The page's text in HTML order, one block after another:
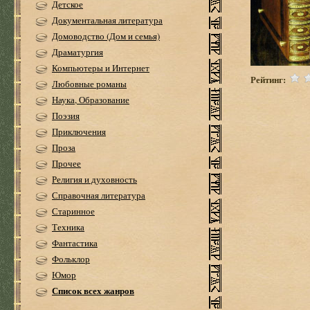
Детское
Документальная литература
Домоводство (Дом и семья)
Драматургия
Компьютеры и Интернет
Любовные романы
Наука, Образование
Поэзия
Приключения
Проза
Прочее
Религия и духовность
Справочная литература
Старинное
Техника
Фантастика
Фольклор
Юмор
Список всех жанров
Рейтинг: